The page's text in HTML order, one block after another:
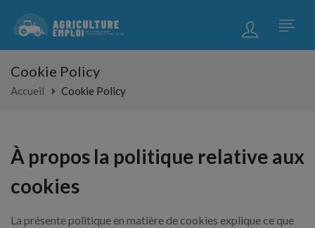
Cookie Policy
Accueil Cookie Policy
À propos la politique relative aux
cookies
La présente politique en matière de cookies explique ce que